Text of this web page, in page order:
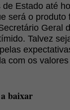
Estado até
será o produto
Geral
Talvez
com os
baixar